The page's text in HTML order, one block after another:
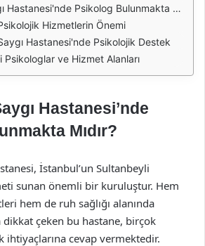
Psikolog Bulunmakta Mıdır?
Hizmetlerin Önemi
Hastanesi'nde Psikolojik Destek
Psikologlar ve Hizmet Alanları
Hastanesi’nde
Mıdır?
İstanbul’un Sultanbeyli
sunan önemli bir kuruluştur. Hem
hem de ruh sağlığı alanında
çeken bu hastane, birçok
ihtiyaçlarına cevap vermektedir.